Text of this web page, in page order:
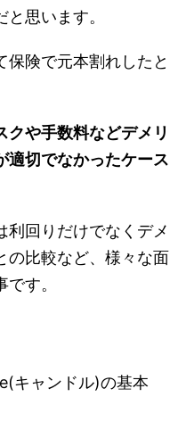
思います。
保険で元本割れしたと
クや手数料などデメリ
適切でなかったケース
利回りだけでなくデメ
の比較など、様々な面
す。
キャンドル)の基本